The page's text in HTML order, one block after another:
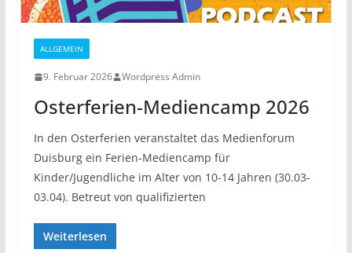
ALLGEMEIN
9. Februar 2026 Wordpress Admin
Osterferien-Mediencamp 2026
In den Osterferien veranstaltet das Medienforum
Duisburg ein Ferien-Mediencamp für
Kinder/Jugendliche im Alter von 10-14 Jahren (30.03-
03.04). Betreut von qualifizierten
Weiterlesen